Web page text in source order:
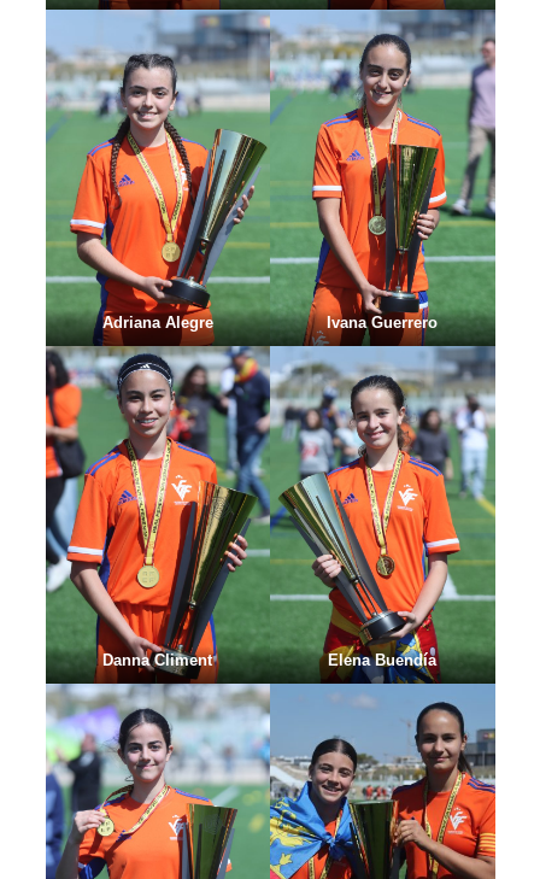
Adriana Alegre Ivana Guerrero
Danna Climent Elena Buendía